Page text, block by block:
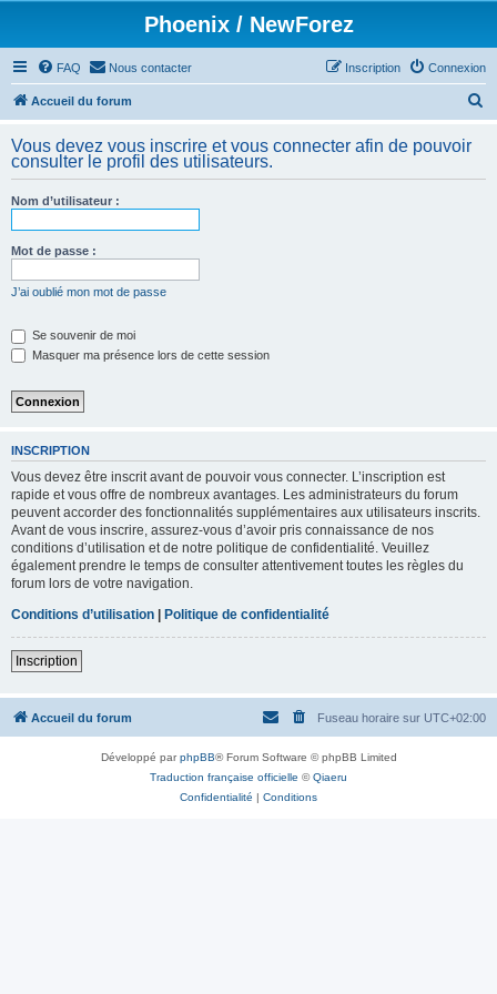
Phoenix / NewForez
FAQ Nous contacter Connexion
Inscription
Accueil du forum
h
Vous devez vous inscrire et vous connecter afin de pouvoir
consulter le profil des utilisateurs.
Nom d’utilisateur :
Mot de passe :
J’ai oublié mon mot de passe
Se souvenir de moi
Masquer ma présence lors de cette session
INSCRIPTION
Vous devez être inscrit avant de pouvoir vous connecter. L’inscription est
rapide et vous offre de nombreux avantages. Les administrateurs du forum
peuvent accorder des fonctionnalités supplémentaires aux utilisateurs inscrits.
Avant de vous inscrire, assurez-vous d’avoir pris connaissance de nos
conditions d’utilisation et de notre politique de confidentialité. Veuillez
également prendre le temps de consulter attentivement toutes les règles du
forum lors de votre navigation.
Conditions d’utilisation | Politique de confidentialité
Inscription
Accueil du forum Fuseau horaire sur UTC+02:00
Développé parphpBB® Forum Software © phpBB Limited
Traduction française officielle ©Qiaeru
Confidentialité | Conditions